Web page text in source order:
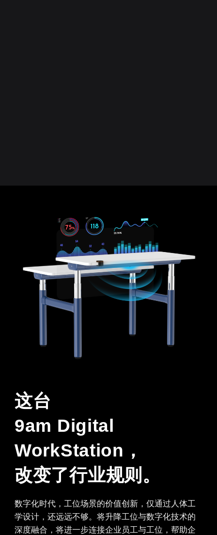
这台
9am Digital
WorkStation，
改变了行业规则。
数字化时代， 工位场景的价值创新，仅通过人体工
学设计，还远远不够。将升降工位与数字化技术的
深度融合 ，将进一步连接企业员工与工位，帮助企